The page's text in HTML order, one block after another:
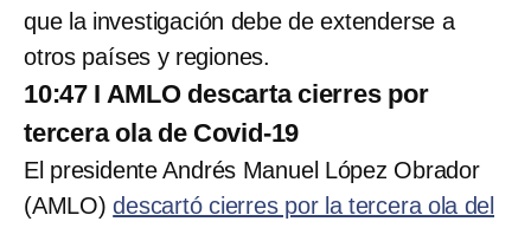
que la investigación debe de extenderse a
otros países y regiones.
10:47 I AMLO descarta cierres por
tercera ola de Covid-19
El presidente Andrés Manuel López Obrador
(AMLO)descartó cierres por la tercera ola del